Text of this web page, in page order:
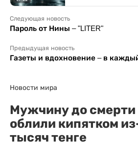
Следующая новость
Пароль от Нины – "LITER"
Предыдущая новость
Газеты и вдохновение – в
Новости мира
Мужчину до смерти
облили кипятком
тысяч тенге